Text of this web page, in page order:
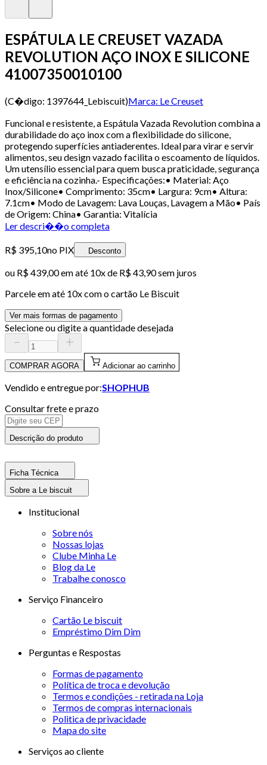
ESPÁTULA LE CREUSET VAZADA
REVOLUTION AÇO INOX E SILICONE
41007350010100
(C�digo: 1397644_Lebiscuit)Marca: Le Creuset
Funcional e resistente, a Espátula Vazada Revolution combina a
durabilidade do aço inox com a flexibilidade do silicone,
protegendo superfícies antiaderentes. Ideal para virar e servir
alimentos, seu design vazado facilita o escoamento de líquidos.
Um utensílio essencial para quem busca praticidade, segurança
e eficiência na cozinha.- Especificações:• Material: Aço
Inox/Silicone• Comprimento: 35cm• Largura: 9cm• Altura:
7.1cm• Modo de Lavagem: Lava Louças, Lavagem a Mão• País
de Origem: China• Garantia: Vitalícia
Ler descri��o completa
R$ 395,10no PIX Desconto
ou R$ 439,00em até 10x de R$ 43,90 sem juros
Parcele em até 10x com o cartão Le Biscuit
Ver mais formas de pagamento
Selecione ou digite a quantidade desejada
COMPRAR AGORA Adicionar ao carrinho
Vendido e entregue por:SHOPHUB
Consultar frete e prazo
Descrição do produto
Ficha Técnica
Sobre a Le biscuit
Institucional
Sobre nós
Nossas lojas
Clube Minha Le
Blog da Le
Trabalhe conosco
Serviço Financeiro
Cartão Le biscuit
Empréstimo Dim Dim
Perguntas e Respostas
Formas de pagamento
Política de troca e devolução
Termos e condições - retirada na Loja
Termos de compras internacionais
Politica de privacidade
Mapa do site
Serviços ao cliente